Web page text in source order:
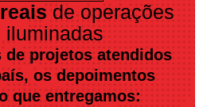
de operações
iluminadas
de projetos atendidos
os depoimentos
que entregamos: